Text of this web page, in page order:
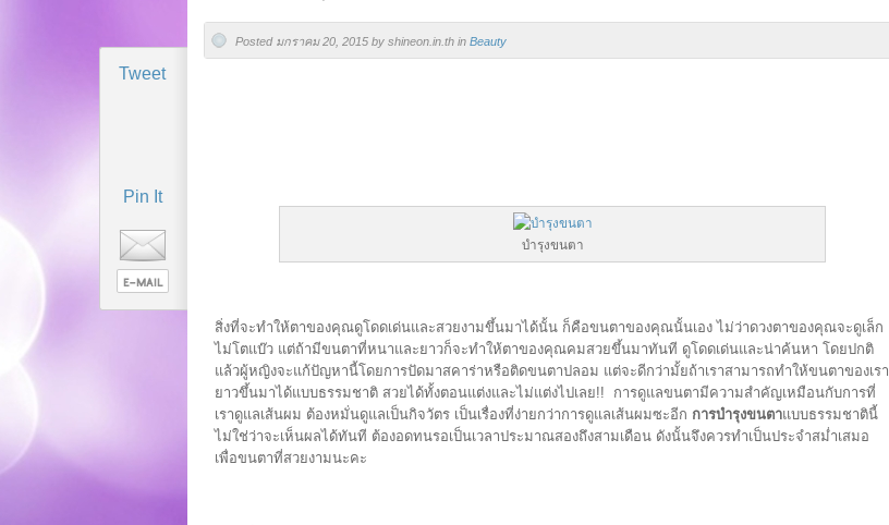
Tweet
Pin It
Posted มกราคม 20, 2015 by shineon.in.th in Beauty
บำรุงขนตา
สิ่งที่จะทำให้ตาของคุณดูโดดเด่นและสวยงามขึ้นมาได้นั้น ก็คือขนตาของคุณนั้นเอง ไม่ว่าดวงตาของคุณจะดูเล็ก
ไม่โตแบ๊ว แต่ถ้ามีขนตาที่หนาและยาวก็จะทำให้ตาของคุณคมสวยขึ้นมาทันที ดูโดดเด่นและน่าค้นหา โดยปกติ
แล้วผู้หญิงจะแก้ปัญหานี้โดยการปัดมาสคาร่าหรือติดขนตาปลอม แต่จะดีกว่ามั้ยถ้าเราสามารถทำให้ขนตาของเรา
ยาวขึ้นมาได้แบบธรรมชาติ สวยได้ทั้งตอนแต่งและไม่แต่งไปเลย!! การดูแลขนตามีความสำคัญเหมือนกับการที่
เราดูแลเส้นผม ต้องหมั่นดูแลเป็นกิจวัตร เป็นเรื่องที่ง่ายกว่าการดูแลเส้นผมซะอีก การบำรุงขนตาแบบธรรมชาตินี้
ไม่ใช่ว่าจะเห็นผลได้ทันที ต้องอดทนรอเป็นเวลาประมาณสองถึงสามเดือน ดังนั้นจึงควรทำเป็นประจำสม่ำเสมอ
เพื่อขนตาที่สวยงามนะคะ